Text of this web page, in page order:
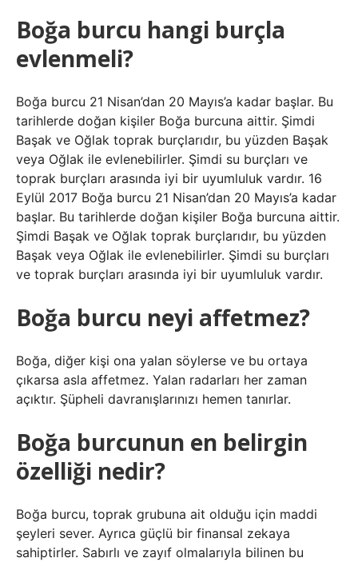
Boğa burcu hangi burçla
evlenmeli?
Boğa burcu 21 Nisan’dan 20 Mayıs’a kadar başlar. Bu
tarihlerde doğan kişiler Boğa burcuna aittir. Şimdi
Başak ve Oğlak toprak burçlarıdır, bu yüzden Başak
veya Oğlak ile evlenebilirler. Şimdi su burçları ve
toprak burçları arasında iyi bir uyumluluk vardır. 16
Eylül 2017 Boğa burcu 21 Nisan’dan 20 Mayıs’a kadar
başlar. Bu tarihlerde doğan kişiler Boğa burcuna aittir.
Şimdi Başak ve Oğlak toprak burçlarıdır, bu yüzden
Başak veya Oğlak ile evlenebilirler. Şimdi su burçları
ve toprak burçları arasında iyi bir uyumluluk vardır.
Boğa burcu neyi affetmez?
Boğa, diğer kişi ona yalan söylerse ve bu ortaya
çıkarsa asla affetmez. Yalan radarları her zaman
açıktır. Şüpheli davranışlarınızı hemen tanırlar.
Boğa burcunun en belirgin
özelliği nedir?
Boğa burcu, toprak grubuna ait olduğu için maddi
şeyleri sever. Ayrıca güçlü bir finansal zekaya
sahiptirler. Sabırlı ve zayıf olmalarıyla bilinen bu